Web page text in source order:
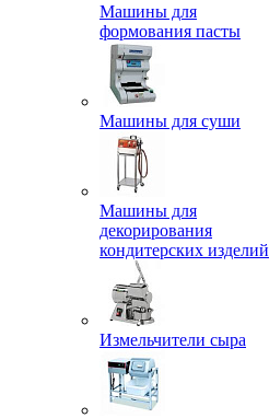
Машины для
формования пасты
Машины для суши
Машины для
декорирования
кондитерских изделий
Измельчители сыра